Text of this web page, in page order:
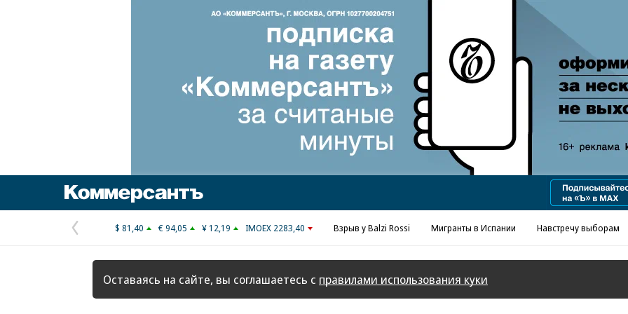
Реклама в «Ъ» www.kommersant.ru/ad
Предыдущая
страница
$ 81,40 € 94,05 ¥ 12,19 IMOEX 2283,40 Взрыв у Balzi Rossi Мигранты в Испании Навстречу выборам
Оставаясь на сайте, вы соглашаетесь с правилами использования куки